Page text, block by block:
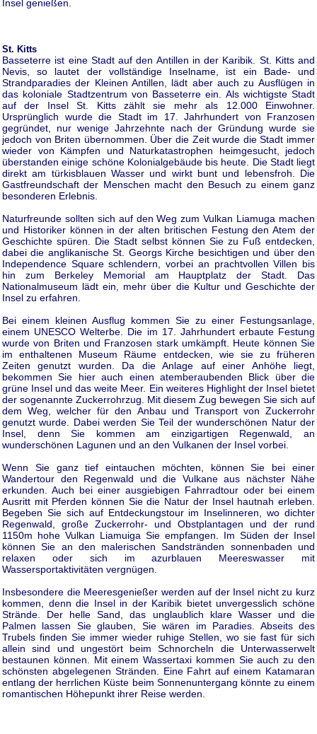
Insel genießen.
St. Kitts
Basseterre ist eine Stadt auf den Antillen in der Karibik. St. Kitts and
Nevis, so lautet der vollständige Inselname, ist ein Bade- und
Strandparadies der Kleinen Antillen, lädt aber auch zu Ausflügen in
das koloniale Stadtzentrum von Basseterre ein. Als wichtigste Stadt
auf der Insel St. Kitts zählt sie mehr als 12.000 Einwohner.
Ursprünglich wurde die Stadt im 17. Jahrhundert von Franzosen
gegründet, nur wenige Jahrzehnte nach der Gründung wurde sie
jedoch von Briten übernommen. Über die Zeit wurde die Stadt immer
wieder von Kämpfen und Naturkatastrophen heimgesucht, jedoch
überstanden einige schöne Kolonialgebäude bis heute. Die Stadt liegt
direkt am türkisblauen Wasser und wirkt bunt und lebensfroh. Die
Gastfreundschaft der Menschen macht den Besuch zu einem ganz
besonderen Erlebnis.
Naturfreunde sollten sich auf den Weg zum Vulkan Liamuga machen
und Historiker können in der alten britischen Festung den Atem der
Geschichte spüren. Die Stadt selbst können Sie zu Fuß entdecken,
dabei die anglikanische St. Georgs Kirche besichtigen und über den
Independence Square schlendern, vorbei an prachtvollen Villen bis
hin zum Berkeley Memorial am Hauptplatz der Stadt. Das
Nationalmuseum lädt ein, mehr über die Kultur und Geschichte der
Insel zu erfahren.
Bei einem kleinen Ausflug kommen Sie zu einer Festungsanlage,
einem UNESCO Welterbe. Die im 17. Jahrhundert erbaute Festung
wurde von Briten und Franzosen stark umkämpft. Heute können Sie
im enthaltenen Museum Räume entdecken, wie sie zu früheren
Zeiten genutzt wurden. Da die Anlage auf einer Anhöhe liegt,
bekommen Sie hier auch einen atemberaubenden Blick über die
grüne Insel und das weite Meer. Ein weiteres Highlight der Insel bietet
der sogenannte Zuckerrohrzug. Mit diesem Zug bewegen Sie sich auf
dem Weg, welcher für den Anbau und Transport von Zuckerrohr
genutzt wurde. Dabei werden Sie Teil der wunderschönen Natur der
Insel, denn Sie kommen am einzigartigen Regenwald, an
wunderschönen Lagunen und an den Vulkanen der Insel vorbei.
Wenn Sie ganz tief eintauchen möchten, können Sie bei einer
Wandertour den Regenwald und die Vulkane aus nächster Nähe
erkunden. Auch bei einer ausgiebigen Fahrradtour oder bei einem
Ausritt mit Pferden können Sie die Natur der Insel hautnah erleben.
Begeben Sie sich auf Entdeckungstour im Inselinneren, wo dichter
Regenwald, große Zuckerrohr- und Obstplantagen und der rund
1150m hohe Vulkan Liamuiga Sie empfangen. Im Süden der Insel
können Sie an den malerischen Sandstränden sonnenbaden und
relaxen oder sich im azurblauen Meereswasser mit
Wassersportaktivitäten vergnügen.
Insbesondere die Meeresgenießer werden auf der Insel nicht zu kurz
kommen, denn die Insel in der Karibik bietet unvergesslich schöne
Strände. Der helle Sand, das unglaublich klare Wasser und die
Palmen lassen Sie glauben, Sie wären im Paradies. Abseits des
Trubels finden Sie immer wieder ruhige Stellen, wo sie fast für sich
allein sind und ungestört beim Schnorcheln die Unterwasserwelt
bestaunen können. Mit einem Wassertaxi kommen Sie auch zu den
schönsten abgelegenen Stränden. Eine Fahrt auf einem Katamaran
entlang der herrlichen Küste beim Sonnenuntergang könnte zu einem
romantischen Höhepunkt ihrer Reise werden.